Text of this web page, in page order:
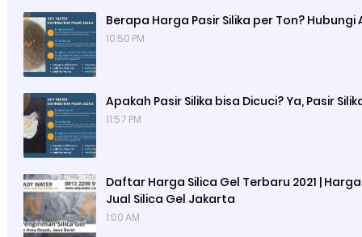
Berapa Harga Pasir Silika per Ton? Hubungi
10:50 PM
Apakah Pasir Silika bisa Dicuci? Ya, Pasir
11:57 PM
Daftar Harga Silica Gel Terbaru 2021 |
Jual Silica Gel Jakarta
1:00 AM